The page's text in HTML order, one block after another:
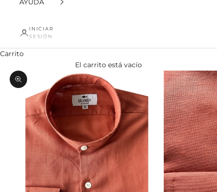
AYUDA
INICIAR
SESIÓN
Carrito
El carrito está vacío
Zoom